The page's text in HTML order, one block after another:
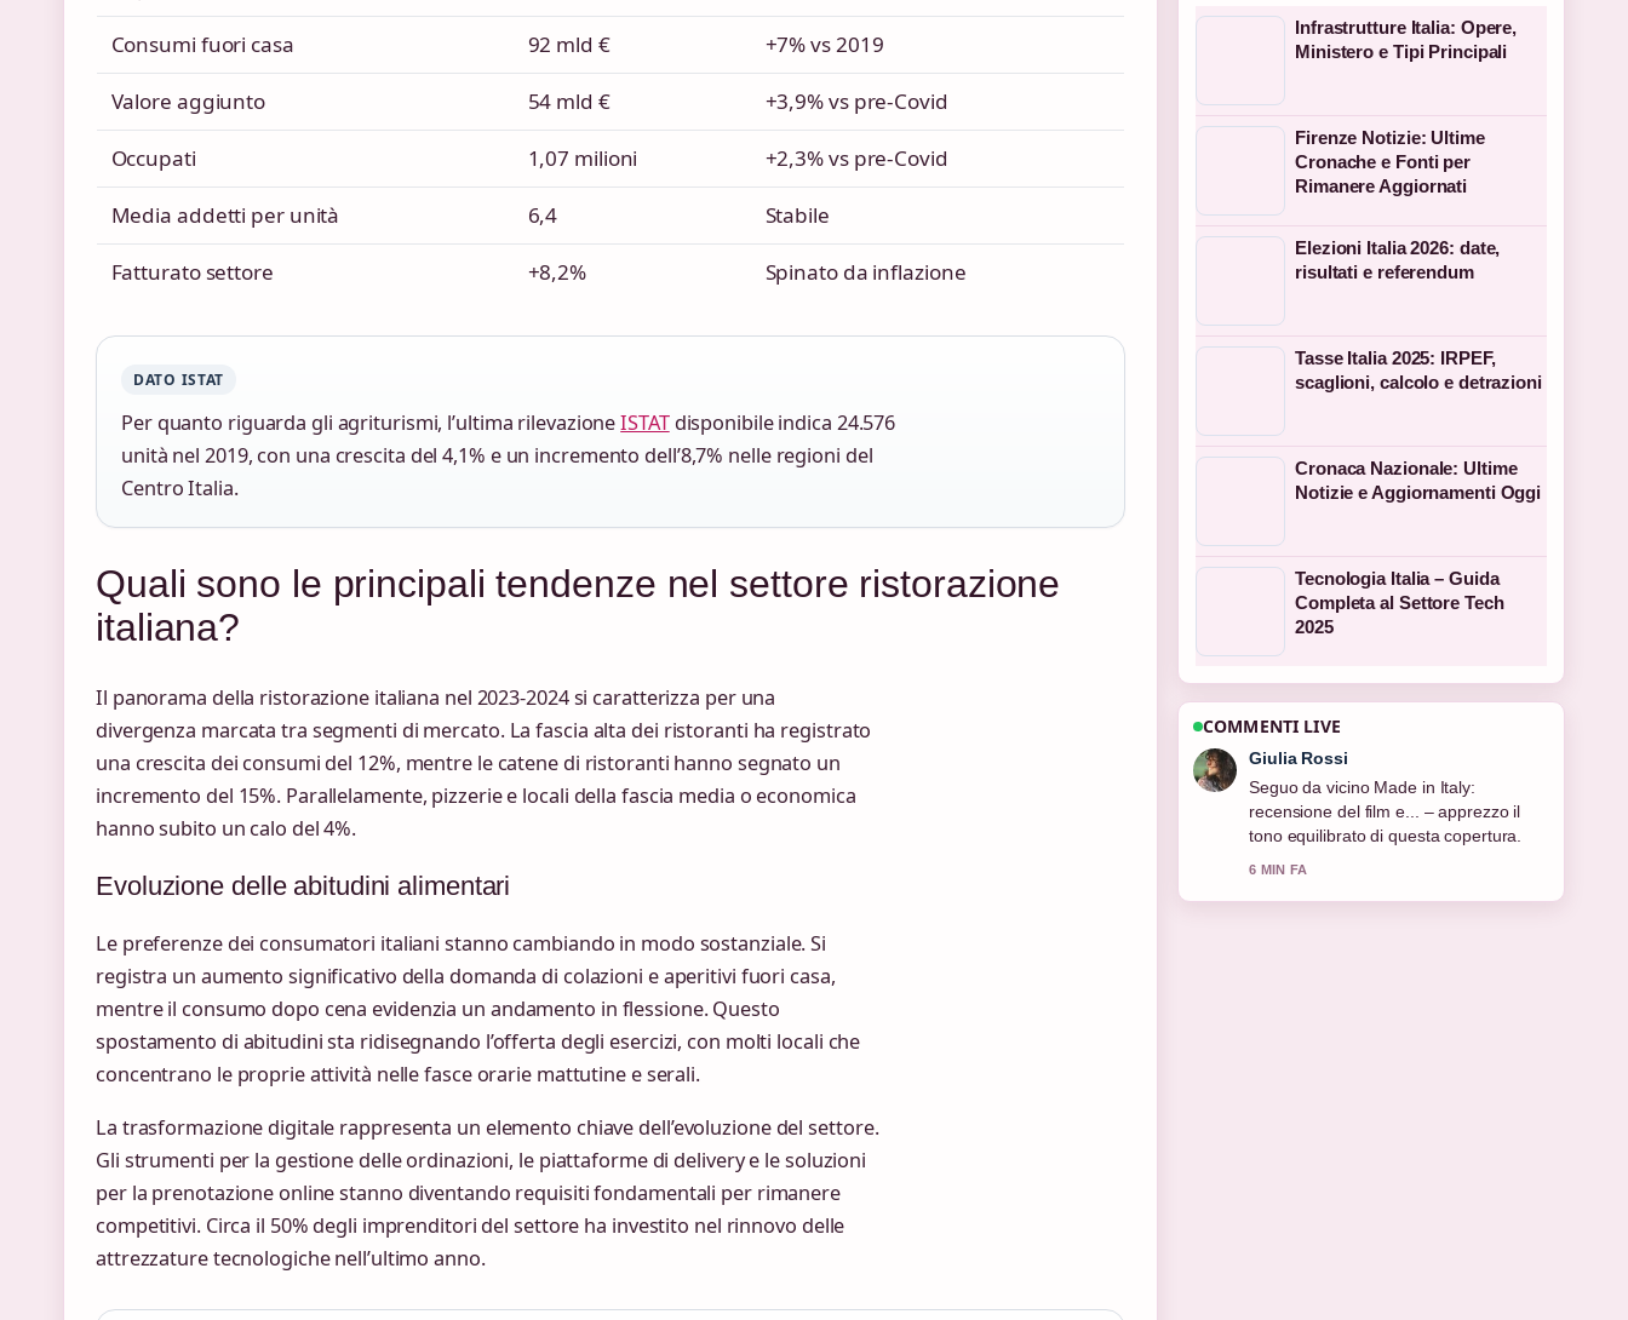
Consumi fuori casa 92 mld € +7% vs 2019
Valore aggiunto 54 mld € +3,9% vs pre-Covid
Occupati 1,07 milioni +2,3% vs pre-Covid
Media addetti per unità 6,4 Stabile
Fatturato settore +8,2% Spinato da inflazione
DATO ISTAT
Per quanto riguarda gli agriturismi, l’ultima rilevazioneISTATdisponibile indica 24.576
unità nel 2019, con una crescita del 4,1% e un incremento dell’8,7% nelle regioni del
Centro Italia.
Quali sono le principali tendenze nel settore ristorazione
italiana?
Il panorama della ristorazione italiana nel 2023-2024 si caratterizza per una
divergenza marcata tra segmenti di mercato. La fascia alta dei ristoranti ha registrato
una crescita dei consumi del 12%, mentre le catene di ristoranti hanno segnato un
incremento del 15%. Parallelamente, pizzerie e locali della fascia media o economica
hanno subito un calo del 4%.
Evoluzione delle abitudini alimentari
Le preferenze dei consumatori italiani stanno cambiando in modo sostanziale. Si
registra un aumento significativo della domanda di colazioni e aperitivi fuori casa,
mentre il consumo dopo cena evidenzia un andamento in flessione. Questo
spostamento di abitudini sta ridisegnando l’offerta degli esercizi, con molti locali che
concentrano le proprie attività nelle fasce orarie mattutine e serali.
La trasformazione digitale rappresenta un elemento chiave dell’evoluzione del settore.
Gli strumenti per la gestione delle ordinazioni, le piattaforme di delivery e le soluzioni
per la prenotazione online stanno diventando requisiti fondamentali per rimanere
competitivi. Circa il 50% degli imprenditori del settore ha investito nel rinnovo delle
attrezzature tecnologiche nell’ultimo anno.
Infrastrutture Italia: Opere,
Ministero e Tipi Principali
Firenze Notizie: Ultime
Cronache e Fonti per
Rimanere Aggiornati
Elezioni Italia 2026: date,
risultati e referendum
Tasse Italia 2025: IRPEF,
scaglioni, calcolo e detrazioni
Cronaca Nazionale: Ultime
Notizie e Aggiornamenti Oggi
Tecnologia Italia – Guida
Completa al Settore Tech
2025
COMMENTI LIVE
Marco Bianchi
Contesto utile su Cinema Italiano:
Storia, Oscar, Capolavori e Crisi.... Per
favore continuate ad aggiornare questo